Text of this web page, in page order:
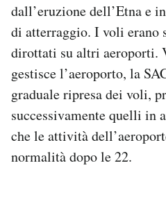
Area Personale
Newsletter
Notifiche mobile
Regala il Post
Hai bisogno di aiuto?
Esci
dall’eruzione dell’Etna e
di atterraggio. I voli erano
dirottati su altri aeroporti.
gestisce l’aeroporto, la
graduale ripresa dei voli,
successivamente quelli in
che le attività
normalità dopo le 22.